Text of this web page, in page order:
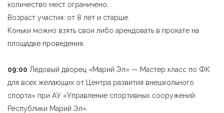
количество мест ограничено.
Возраст участия: от 8 лет и старше.
Коньки можно взять свои либо арендовать в прокате на
площадке проведения.
09:00 Ледовый дворец «Марий Эл» — Мастер класс по ФК
для всех желающих от Центра развития внешкольного
спорта» при АУ «Управление спортивных сооружений
Республики Марий Эл»